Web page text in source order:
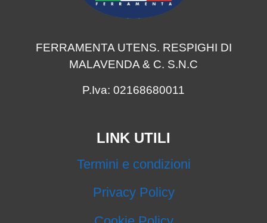
FERRAMENTA UTENS. RESPIGHI DI
MALAVENDA & C. S.N.C
P.Iva: 02168680011
LINK UTILI
Termini e condizioni
Privacy Policy